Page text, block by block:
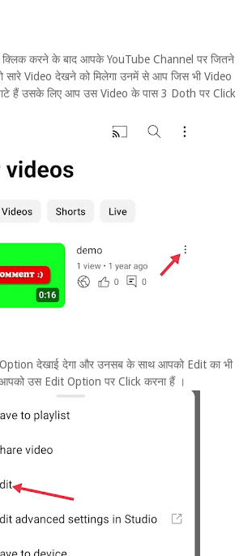
करने के बाद आपके YouTube Channel पर जितने
सारे Video देखने को मिलेगा उनमें से आप जिस भी Video
हैं उसके लिए आप उस Video के पास 3 Doth पर Click
देखाई देगा और उनसब के साथ आपको Edit का भी
उस Edit Option पर Click करना हैं ।